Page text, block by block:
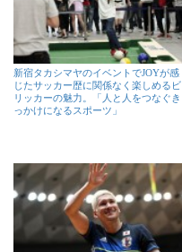
新宿タカシマヤのイベントでJOYが感
じたサッカー歴に関係なく楽しめるビ
リッカーの魅力。「人と人をつなぐき
っかけになるスポーツ」